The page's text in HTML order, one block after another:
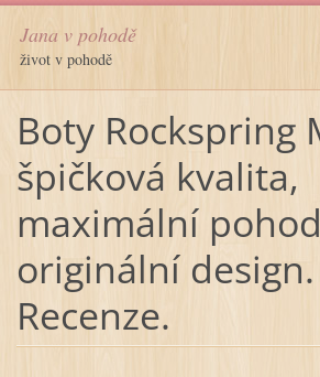
Jana v pohodě
život v pohodě
Boty Rockspring
špičková kvalita,
maximální
originální design.
Recenze.